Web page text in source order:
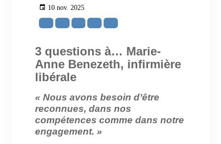
10 nov. 2025
3 questions à… Marie-
Anne Benezeth, infirmière
libérale
« Nous avons besoin d’être
reconnues, dans nos
compétences comme dans notre
engagement. »